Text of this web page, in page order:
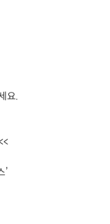
요.
’